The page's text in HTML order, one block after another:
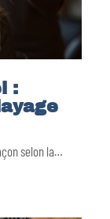
:
selon la…